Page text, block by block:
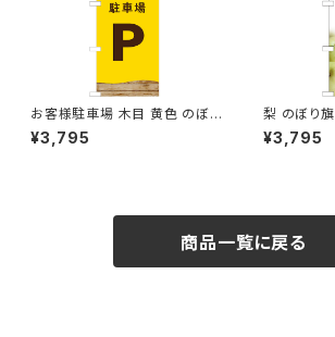
お客様駐車場 木目 黄色 のぼり
旗
¥3,795
梨 のぼり旗
¥3,795
商品一覧に戻る